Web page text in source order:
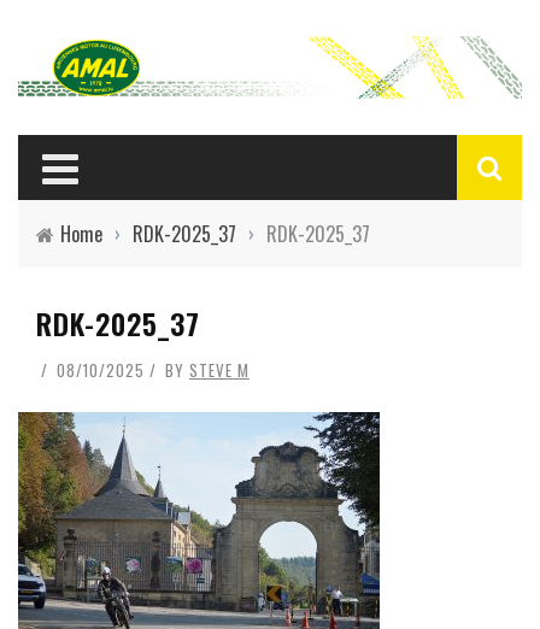
Home › RDK-2025_37 › RDK-2025_37
RDK-2025_37
08/10/2025 BY STEVE M